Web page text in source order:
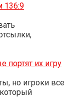
136:9
портят их игру
но игроки все